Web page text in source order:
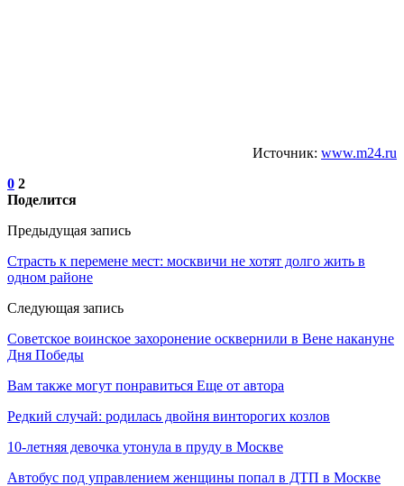
Источник: www.m24.ru
0 2
Поделится
Предыдущая запись
Страсть к перемене мест: москвичи не хотят долго жить в
одном районе
Следующая запись
Советское воинское захоронение осквернили в Вене накануне
Дня Победы
Вам также могут понравиться Еще от автора
Редкий случай: родилась двойня винторогих козлов
10-летняя девочка утонула в пруду в Москве
Автобус под управлением женщины попал в ДТП в Москве